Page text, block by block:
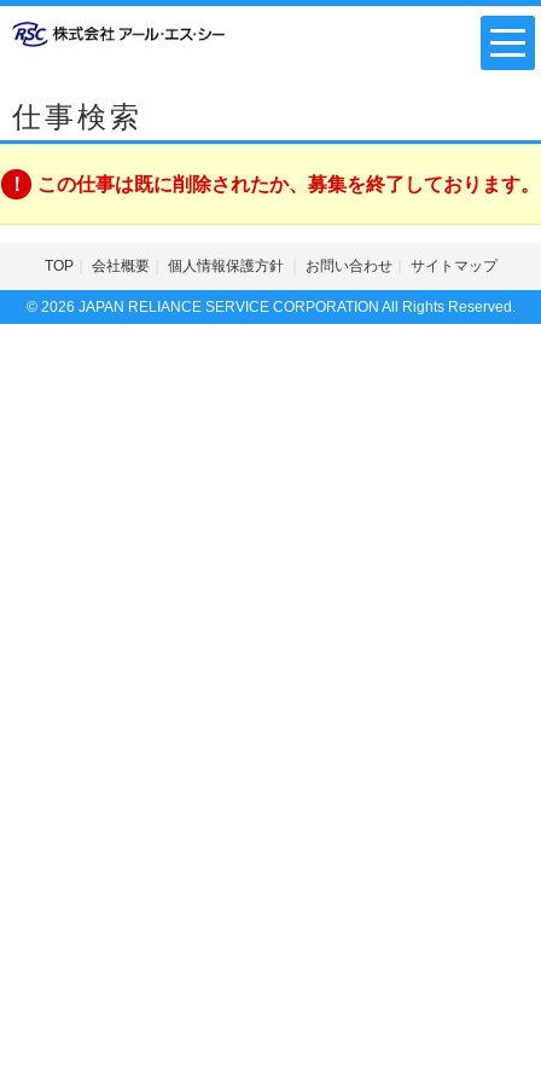
仕事検索
この仕事は既に削除されたか、募集を終了しております。
TOP 会社概要 個人情報保護方針 お問い合わせ サイトマップ
© 2026 JAPAN RELIANCE SERVICE CORPORATION All Rights Reserved.